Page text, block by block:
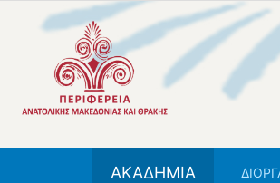
ΑΚΑΔΗΜΙΑ